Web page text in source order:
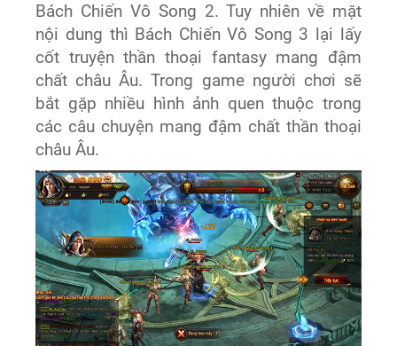
Bách Chiến Vô Song 2. Tuy nhiên về mặt
nội dung thì Bách Chiến Vô Song 3 lại lấy
cốt truyện thần thoại fantasy mang đậm
chất châu Âu. Trong game người chơi sẽ
bắt gặp nhiều hình ảnh quen thuộc trong
các câu chuyện mang đậm chất thần thoại
châu Âu.